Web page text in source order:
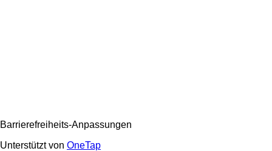
Barrierefreiheits-Anpassungen
Unterstützt von OneTap